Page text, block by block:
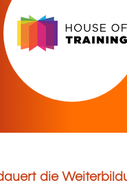
die